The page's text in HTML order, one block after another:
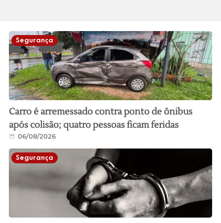
Segurança
Carro é arremessado contra ponto de ônibus
após colisão; quatro pessoas ficam feridas
06/08/2026
Segurança